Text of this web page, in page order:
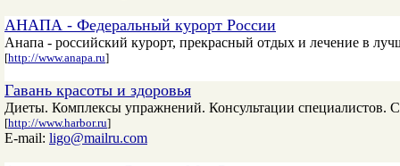
АНАПА - Федеральный курорт России
Анапа - российский курорт, прекрасный отдых и лечение в
[http://www.anapa.ru]
Гавань красоты и здоровья
Диеты. Комплексы упражнений. Консультации специалистов.
[http://www.harbor.ru]
E-mail: ligo@mailru.com